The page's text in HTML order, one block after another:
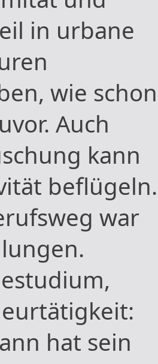
in urbane
wie schon
Auch
kann
beflügeln.
war
hat sein